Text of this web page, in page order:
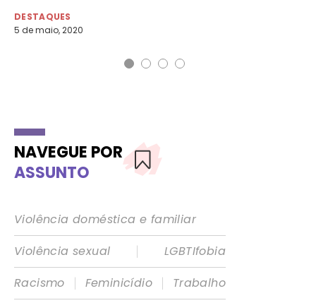
DESTAQUES
5 de maio, 2020
NAVEGUE POR
ASSUNTO
Violência doméstica e familiar
Violência sexual
|
LGBTIfobia
Racismo
| Feminicídio |
Trabalho